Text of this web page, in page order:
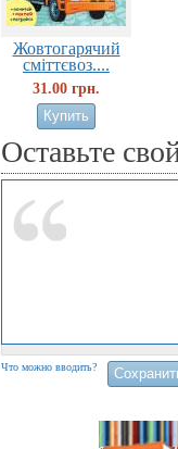
Жовтогарячий
сміттєвоз....
31.00 грн.
Оставьте
Что можно вводить?